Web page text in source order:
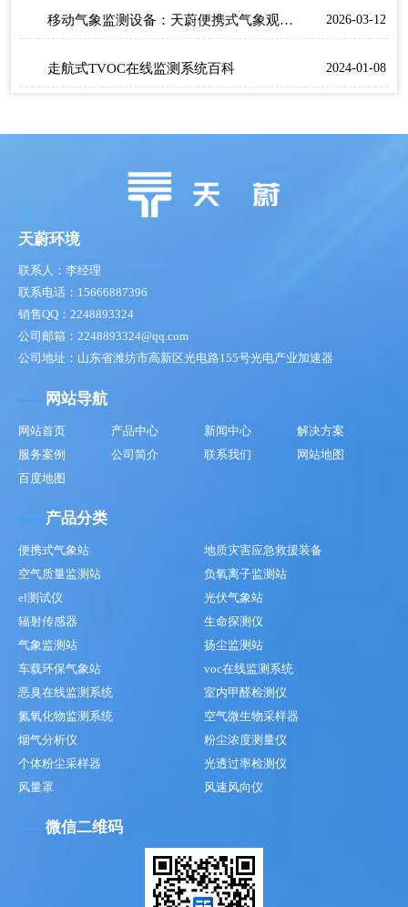
移动气象监测设备：天蔚便携式气象观测仪，易携带/部署快 2026-03-12
走航式TVOC在线监测系统百科 2024-01-08
天蔚环境
联系人：李经理
联系电话：15666887396
销售QQ：2248893324
公司邮箱：2248893324@qq.com
公司地址：山东省潍坊市高新区光电路155号光电产业加速器
网站导航
网站首页 产品中心 新闻中心
解决方案
服务案例
公司简介 联系我们
网站地图
百度地图
产品分类
便携式气象站
地质灾害应急救援装备
空气质量监测站
负氧离子监测站
el测试仪
光伏气象站
辐射传感器
生命探测仪
气象监测站
扬尘监测站
车载环保气象站
voc在线监测系统
恶臭在线监测系统
室内甲醛检测仪
氮氧化物监测系统
空气微生物采样器
烟气分析仪
粉尘浓度测量仪
个体粉尘采样器
光透过率检测仪
风量罩
风速风向仪
微信二维码